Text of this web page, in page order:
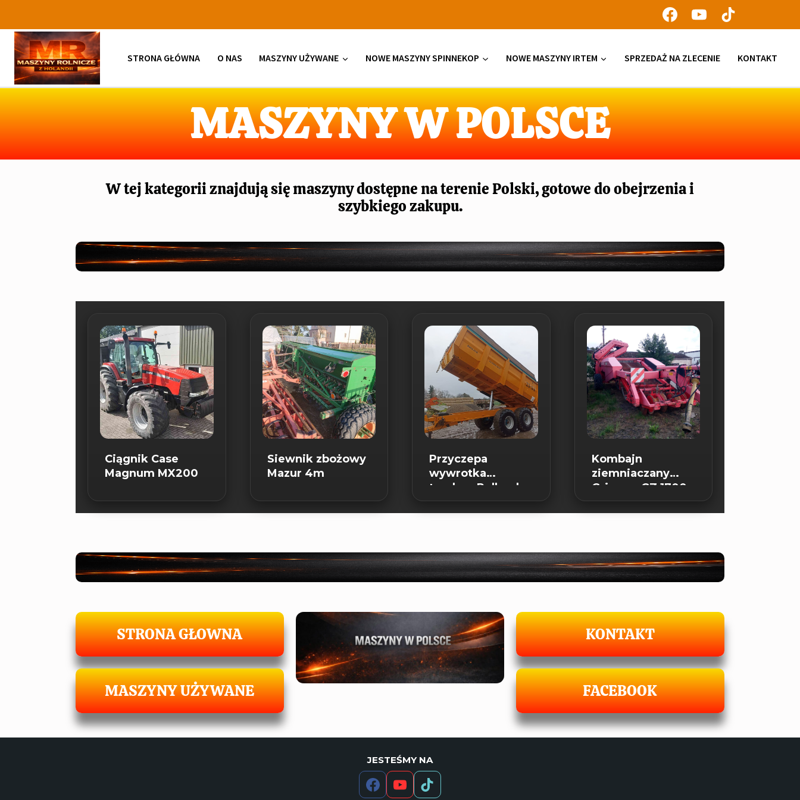
STRONA GŁÓWNA O NAS MASZYNY UŻYWANE NOWE MASZYNY SPINNEKOP NOWE MASZYNY IRTEM SPRZEDAŻ NA ZLECENIE KONTAKT
MASZYNY W POLSCE
W tej kategorii znajdują się maszyny dostępne na terenie Polski, gotowe do obejrzenia i
szybkiego zakupu.
Ciągnik Case
Magnum MX200
Siewnik zbożowy
Mazur 4m
Przyczepa
wywrotka
tandem Rolland
16 ton
Kombajn
ziemniaczany
Grimme GZ 1700
STRONA GŁOWNA
MASZYNY UŻYWANE
KONTAKT
FACEBOOK
JESTEŚMY NA